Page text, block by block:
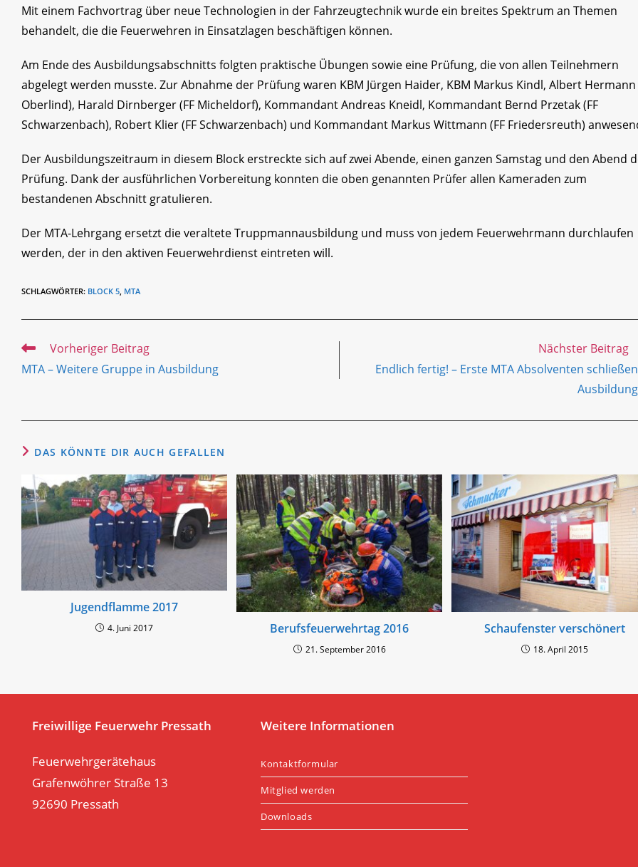
Mit einem Fachvortrag über neue Technologien in der Fahrzeugtechnik wurde ein breites Spektrum an Themen
behandelt, die die Feuerwehren in Einsatzlagen beschäftigen können.
Am Ende des Ausbildungsabschnitts folgten praktische Übungen sowie eine Prüfung, die von allen Teilnehmern
abgelegt werden musste. Zur Abnahme der Prüfung waren KBM Jürgen Haider, KBM Markus Kindl, Albert Hermann
Oberlind), Harald Dirnberger (FF Micheldorf), Kommandant Andreas Kneidl, Kommandant Bernd Przetak (FF
Schwarzenbach), Robert Klier (FF Schwarzenbach) und Kommandant Markus Wittmann (FF Friedersreuth)
Der Ausbildungszeitraum in diesem Block erstreckte sich auf zwei Abende, einen ganzen Samstag und den Abend
Prüfung. Dank der ausführlichen Vorbereitung konnten die oben genannten Prüfer allen Kameraden zum
bestandenen Abschnitt gratulieren.
Der MTA-Lehrgang ersetzt die veraltete Truppmannausbildung und muss von jedem Feuerwehrmann durchlaufen
werden, der in den aktiven Feuerwehrdienst eintreten will.
SCHLAGWÖRTER: BLOCK 5, MTA
Weitere
ansehen
Vorheriger Beitrag
MTA – Weitere Gruppe in Ausbildung
Nächster Beitrag
Endlich fertig! – Erste MTA Absolventen
DAS KÖNNTE DIR AUCH GEFALLEN
Jugendflamme 2017
4. Juni 2017 Berufsfeuerwehrtag 2016
21. September 2016
Schaufenster verschönert
18. April 2015
Freiwillige Feuerwehr Pressath
Feuerwehrgerätehaus
Grafenwöhrer Straße 13
92690 Pressath
Weitere Informationen
Kontaktformular
Mitglied werden
Downloads